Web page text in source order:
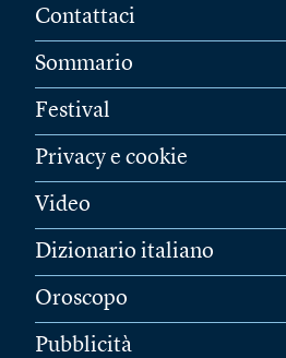
Contattaci
Sommario
Festival
Privacy e cookie
Video
Dizionario italiano
Oroscopo
Pubblicità